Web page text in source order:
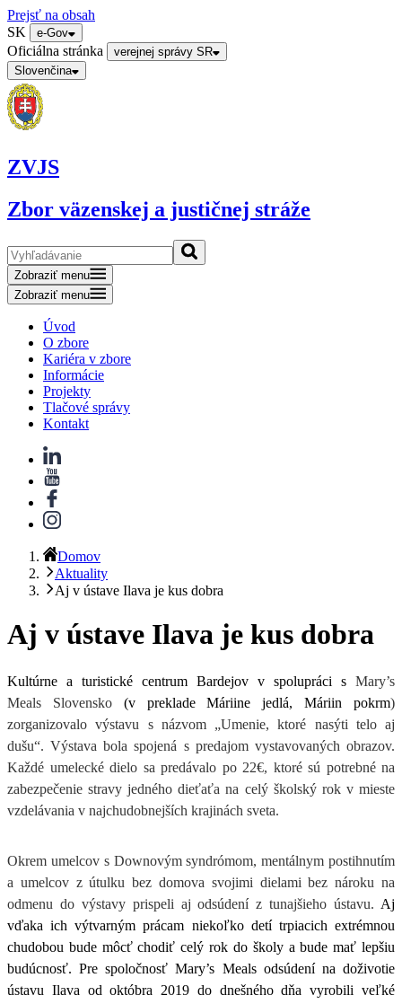
Prejsť na obsah
SK
e-Gov
Oficiálna stránka
verejnej správy SR
Slovenčina
ZVJS
Zbor väzenskej a justičnej stráže
Zobraziť menu
Zobraziť menu
Úvod
O zbore
Kariéra v zbore
Informácie
Projekty
Tlačové správy
Kontakt
Domov
Aktuality
Aj v ústave Ilava je kus dobra
Aj v ústave Ilava je kus dobra
Kultúrne a turistické centrum Bardejov v spolupráci s Mary’s
Meals Slovensko (v preklade Máriine jedlá, Máriin pokrm)
zorganizovalo výstavu s názvom „Umenie, ktoré nasýti telo aj
dušu“. Výstava bola spojená s predajom vystavovaných obrazov.
Každé umelecké dielo sa predávalo po 22€, ktoré sú potrebné na
zabezpečenie stravy jedného dieťaťa na celý školský rok v mieste
vzdelávania v najchudobnejších krajinách sveta.
Okrem umelcov s Downovým syndrómom, mentálnym postihnutím
a umelcov z útulku bez domova svojimi dielami bez nároku na
odmenu do výstavy prispeli aj odsúdení z tunajšieho ústavu. Aj
vďaka ich výtvarným prácam niekoľko detí trpiacich extrémnou
chudobou bude môcť chodiť celý rok do školy a bude mať lepšiu
budúcnosť. Pre spoločnosť Mary’s Meals odsúdení na doživotie
ústavu Ilava od októbra 2019 do dnešného dňa vyrobili veľké